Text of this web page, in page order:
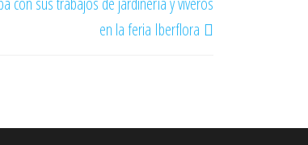
en la feria Iberflora